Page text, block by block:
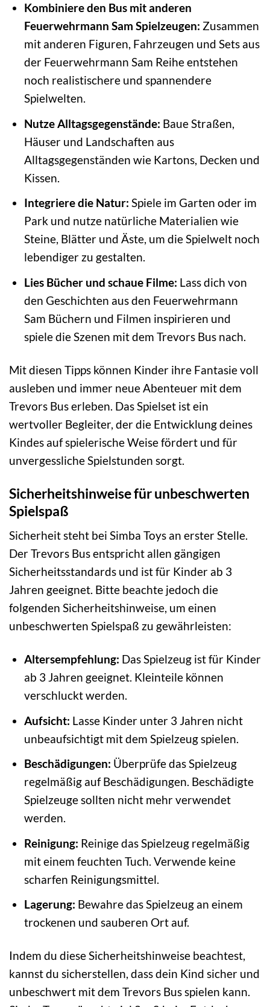
Kombiniere den Bus mit anderen
Feuerwehrmann Sam Spielzeugen: Zusammen
mit anderen Figuren, Fahrzeugen und Sets aus
der Feuerwehrmann Sam Reihe entstehen
noch realistischere und spannendere
Spielwelten.
Nutze Alltagsgegenstände: Baue Straßen,
Häuser und Landschaften aus
Alltagsgegenständen wie Kartons, Decken und
Kissen.
Integriere die Natur: Spiele im Garten oder im
Park und nutze natürliche Materialien wie
Steine, Blätter und Äste, um die Spielwelt noch
lebendiger zu gestalten.
Lies Bücher und schaue Filme: Lass dich von
den Geschichten aus den Feuerwehrmann
Sam Büchern und Filmen inspirieren und
spiele die Szenen mit dem Trevors Bus nach.
Mit diesen Tipps können Kinder ihre Fantasie voll
ausleben und immer neue Abenteuer mit dem
Trevors Bus erleben. Das Spielset ist ein
wertvoller Begleiter, der die Entwicklung deines
Kindes auf spielerische Weise fördert und für
unvergessliche Spielstunden sorgt.
Sicherheitshinweise für unbeschwerten
Spielspaß
Sicherheit steht bei Simba Toys an erster Stelle.
Der Trevors Bus entspricht allen gängigen
Sicherheitsstandards und ist für Kinder ab 3
Jahren geeignet. Bitte beachte jedoch die
folgenden Sicherheitshinweise, um einen
unbeschwerten Spielspaß zu gewährleisten:
Altersempfehlung: Das Spielzeug ist für Kinder
ab 3 Jahren geeignet. Kleinteile können
verschluckt werden.
Aufsicht: Lasse Kinder unter 3 Jahren nicht
unbeaufsichtigt mit dem Spielzeug spielen.
Beschädigungen: Überprüfe das Spielzeug
regelmäßig auf Beschädigungen. Beschädigte
Spielzeuge sollten nicht mehr verwendet
werden.
Reinigung: Reinige das Spielzeug regelmäßig
mit einem feuchten Tuch. Verwende keine
scharfen Reinigungsmittel.
Lagerung: Bewahre das Spielzeug an einem
trockenen und sauberen Ort auf.
Indem du diese Sicherheitshinweise beachtest,
kannst du sicherstellen, dass dein Kind sicher und
unbeschwert mit dem Trevors Bus spielen kann.